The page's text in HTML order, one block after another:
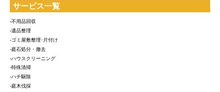
サービス一覧
-不用品回収
-遺品整理
-ゴミ屋敷整理･片付け
-庭石処分・撤去
-ハウスクリーニング
-特殊清掃
-ハチ駆除
-庭木伐採